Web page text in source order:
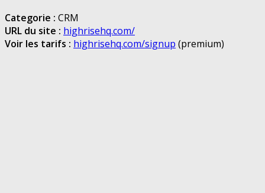
Categorie : CRM
URL du site : highrisehq.com/
Voir les tarifs : highrisehq.com/signup (premium)